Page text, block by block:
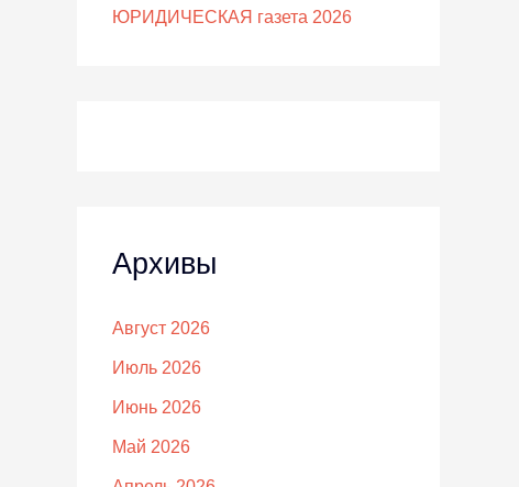
ЮРИДИЧЕСКАЯ газета 2026
Архивы
Август 2026
Июль 2026
Июнь 2026
Май 2026